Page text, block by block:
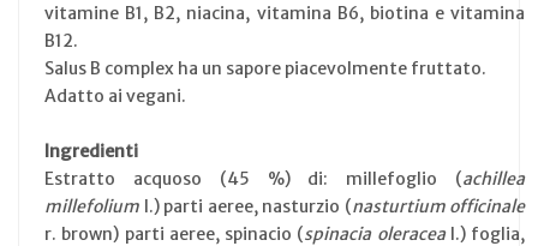
vitamine B1, B2, niacina, vitamina B6, biotina e vitamina
B12.
Salus B complex ha un sapore piacevolmente fruttato.
Adatto ai vegani.
Ingredienti
Estratto acquoso (45 %) di: millefoglio (achillea
millefolium l.) parti aeree, nasturzio (nasturtium officinale
r. brown) parti aeree, spinacio (spinacia oleraceal.) foglia,